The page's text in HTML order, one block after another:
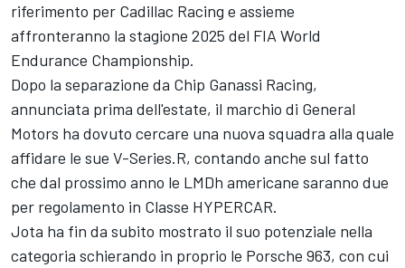
riferimento per Cadillac Racing e assieme
affronteranno la stagione 2025 del FIA World
Endurance Championship.
Dopo la separazione da Chip Ganassi Racing,
annunciata prima dell'estate, il marchio di General
Motors ha dovuto cercare una nuova squadra alla quale
affidare le sue V-Series.R, contando anche sul fatto
che dal prossimo anno le LMDh americane saranno due
per regolamento in Classe HYPERCAR.
Jota ha fin da subito mostrato il suo potenziale nella
categoria schierando in proprio le Porsche 963, con cui